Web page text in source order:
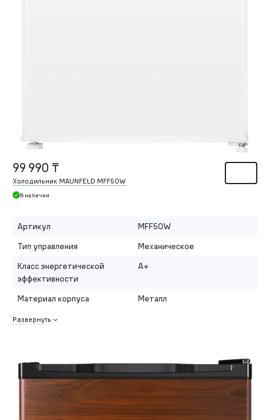
99 990 ₸
Холодильник MAUNFELD MFF50W
В наличии
Артикул
MFF50W
Тип управления
Механическое
Класс энергетической
эффективности
A+
Материал корпуса Металл
Развернуть